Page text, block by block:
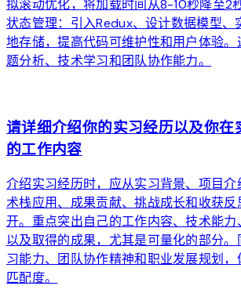
拟滚动优化，将加载时间从8-10秒降至2
状态管理：引入Redux、设计数据模型、
地存储，提高代码可维护性和用户体验
题分析、技术学习和团队协作能力。
请详细介绍你的实习经历以及你在
的工作内容
介绍实习经历时，应从实习背景、项目
术栈应用、成果贡献、挑战成长和收获
开。重点突出自己的工作内容、技术能
以及取得的成果，尤其是可量化的部分
习能力、团队协作精神和职业发展规划
匹配度。